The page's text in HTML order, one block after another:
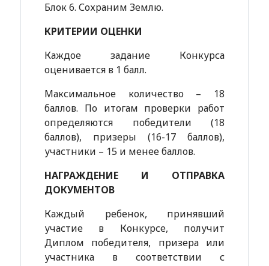
Блок 6. Сохраним Землю.
КРИТЕРИИ ОЦЕНКИ
Каждое задание Конкурса
оценивается в 1 балл.
Максимальное количество – 18
баллов. По итогам проверки работ
определяются победители (18
баллов), призеры (16-17 баллов),
участники – 15 и менее баллов.
НАГРАЖДЕНИЕ И ОТПРАВКА
ДОКУМЕНТОВ
Каждый ребенок, принявший
участие в Конкурсе, получит
Диплом победителя, призера или
участника в соответствии с